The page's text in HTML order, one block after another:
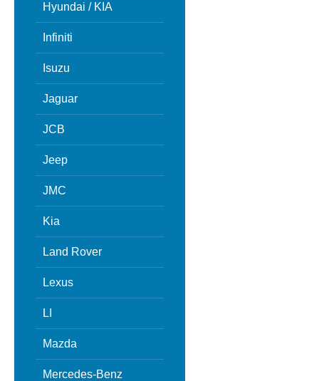
Hyundai / KIA
Infiniti
Isuzu
Jaguar
JCB
Jeep
JMC
Kia
Land Rover
Lexus
LI
Mazda
Mercedes-Benz